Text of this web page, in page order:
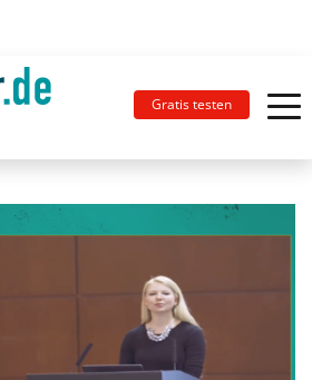
Gratis testen